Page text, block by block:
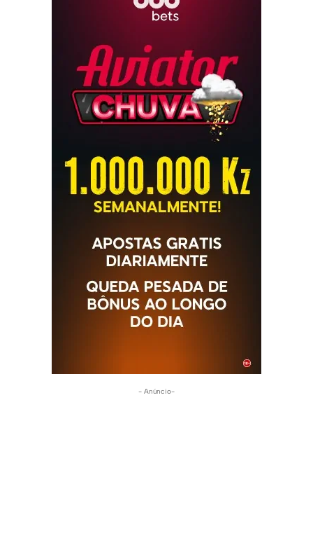
- Anúncio-